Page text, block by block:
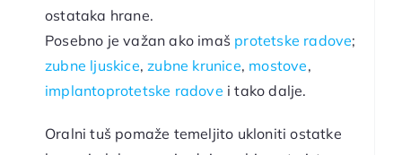
ostataka hrane.
Posebno je važan ako imaš protetske radove;
zubne ljuskice,zubne krunice, mostove,
implantoprotetske radove i tako dalje.
Oralni tuš pomaže temeljito ukloniti ostatke